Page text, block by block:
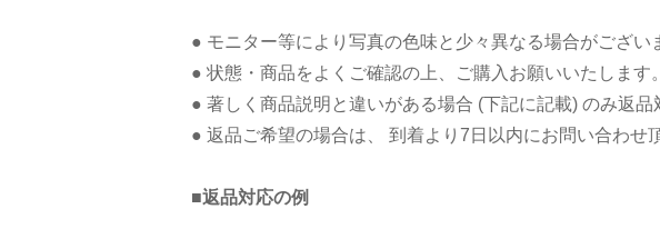
● モニター等により写真の色味と少々異なる場合がござ
● 状態・商品をよくご確認の上、ご購入お願いいたします。
● 著しく商品説明と違いがある場合 (下記に記載) のみ返品
● 返品ご希望の場合は、 到着より7日以内にお問い合わせ
■返品対応の例